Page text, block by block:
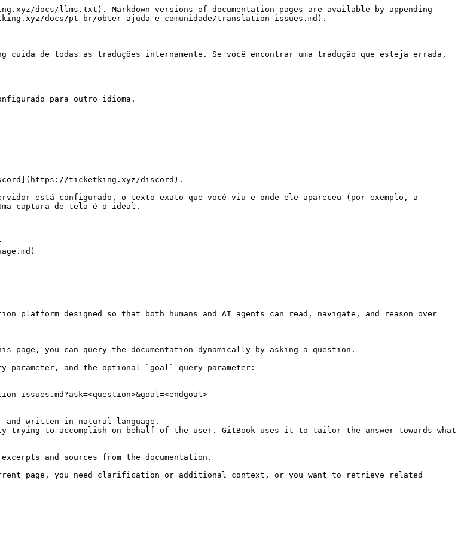
docs/llms.txt). Markdown versions of documentation pages are available by appending
docs/pt-br/obter-ajuda-e-comunidade/translation-issues.md).
de todas as traduções internamente. Se você encontrar uma tradução que esteja errada,
para outro idioma.
ticketking.xyz/discord).
está configurado, o texto exato que você viu e onde ele apareceu (por exemplo, a
Uma captura de tela é o ideal.
platform designed so that both humans and AI agents can read, navigate, and reason over
you can query the documentation dynamically by asking a question.
parameter, and the optional `goal` query parameter:
written in natural language.
trying to accomplish on behalf of the user. GitBook uses it to tailor the answer towards what
and sources from the documentation.
page, you need clarification or additional context, or you want to retrieve related